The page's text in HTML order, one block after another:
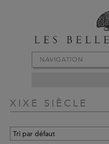
NAVIGATION
XIXE SIÈCLE